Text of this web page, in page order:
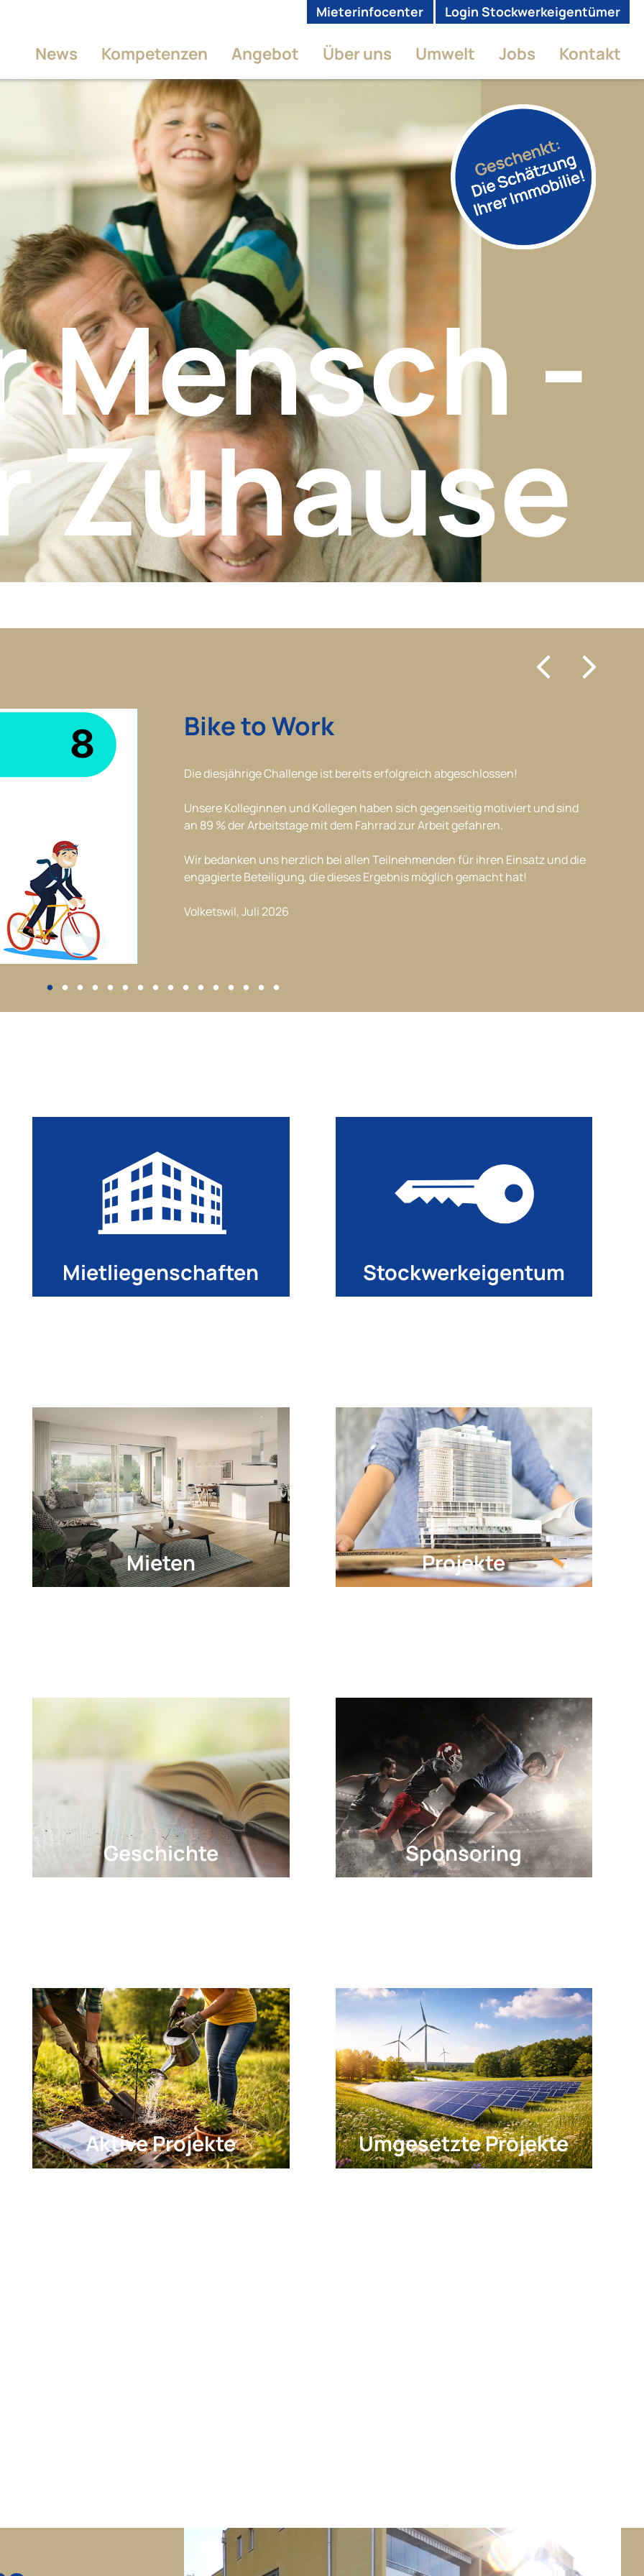
Mieterinfocenter Login Stockwerkeigentümer
News Kompetenzen Angebot Über uns Umwelt Jobs Kontakt
Mensch -
Zuhause
Bike to Work
Die diesjährige Challenge ist bereits erfolgreich abgeschlossen!
Unsere Kolleginnen und Kollegen haben sich gegenseitig motiviert und sind
an 89 % der Arbeitstage mit dem Fahrrad zur Arbeit gefahren.
Wir bedanken uns herzlich bei allen Teilnehmenden für ihren Einsatz und die
engagierte Beteiligung, die dieses Ergebnis möglich gemacht hat!
Volketswil, Juli 2026
• • • • • • • • • • • • • • • •
Mietliegenschaften Stockwerkeigentum
Mieten Projekte
Geschichte Sponsoring
Aktive Projekte Umgesetzte Projekte